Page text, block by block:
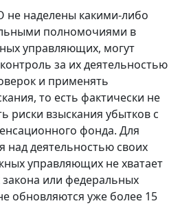
не наделены какими-либо
полномочиями в
управляющих, могут
за их деятельностью
и применять
то есть фактически не
риски взыскания убытков с
фонда. Для
над деятельностью своих
управляющих не хватает
или федеральных
обновляются уже более 15